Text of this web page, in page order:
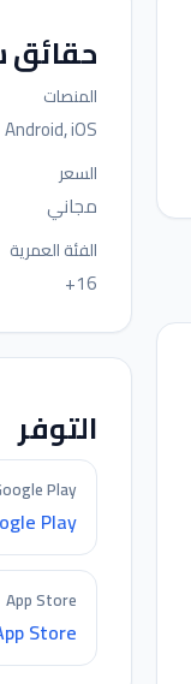
المنصات
Android, iOS
السعر
مجاني
الفئة العمرية
16+
التوفر
Play
Play
App Store
Store